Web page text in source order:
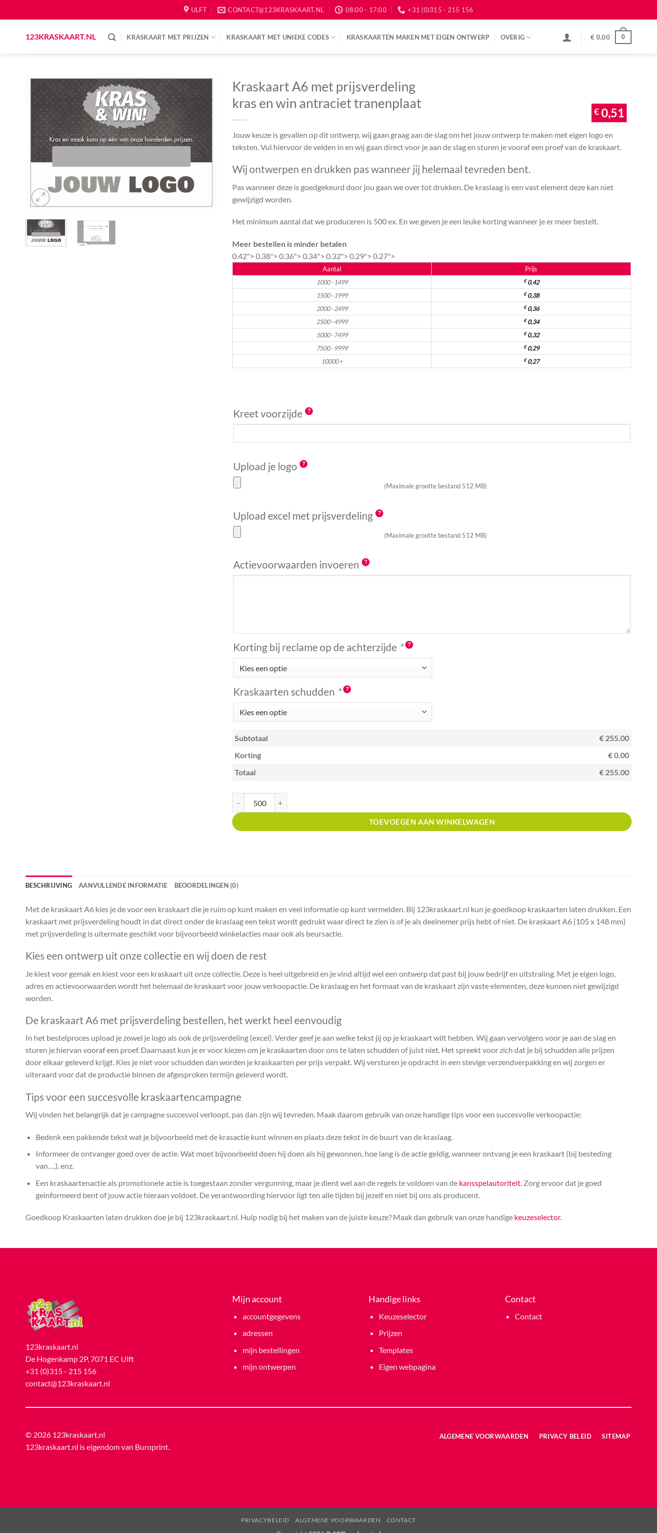
to
ULFT CONTACT@123KRASKAART.NL 08:00 - 17:00 +31 (0)315 - 215 156
123KRASKAART.NL KRASKAART MET PRIJZEN KRASKAART MET UNIEKE CODES KRASKAARTEN MAKEN MET EIGEN ONTWERP OVERIG € 0,00 0
Kraskaart A6 met prijsverdeling
kras en win antraciet tranenplaat
€0,51
Jouw keuze is gevallen op dit ontwerp, wij gaan graag aan de slag om het jouw ontwerp te maken met eigen logo en
teksten. Vul hiervoor de velden in en wij gaan direct voor je aan de slag en sturen je vooraf een proef van de kraskaart.
Wij ontwerpen en drukken pas wanneer jij helemaal tevreden bent.
Pas wanneer deze is goedgekeurd door jou gaan we over tot drukken. De kraslaag is een vast element deze kan niet
gewijzigd worden.
Het minimum aantal dat we produceren is 500 ex. En we geven je een leuke korting wanneer je er meer bestelt.
Meer bestellen is minder betalen
0.42">0.38">0.36">0.34">0.32">0.29">0.27">
Aantal
Prijs
1000 - 1499
€0,42
1500 - 1999
€0,38
2000 - 2499
€0,36
2500 - 4999
€0,34
5000 - 7499
€0,32
7500 - 9999
€0,29
10000 +
€0,27
Kreet voorzijde
Upload je logo
(Maximale grootte bestand 512 MB)
Upload excel met prijsverdeling
(Maximale grootte bestand 512 MB)
Actievoorwaarden invoeren
Korting bij reclame op de achterzijde *
Kraskaarten schudden *
Subtotaal
€ 255.00
Korting
€ 0.00
Totaal
€ 255.00
TOEVOEGEN AAN WINKELWAGEN
BESCHRIJVING AANVULLENDE INFORMATIE BEOORDELINGEN (0)
Met de kraskaart A6 kies je de voor een kraskaart die je ruim op kunt maken en veel informatie op kunt vermelden. Bij 123kraskaart.nl kun je goedkoop kraskaarten laten drukken. Een
kraskaart met prijsverdeling houdt in dat direct onder de kraslaag een tekst wordt gedrukt waar direct te zien is of je als deelnemer prijs hebt of niet. De kraskaart A6 (105 x 148 mm)
met prijsverdeling is uitermate geschikt voor bijvoorbeeld winkelacties maar ook als beursactie.
Kies een ontwerp uit onze collectie en wij doen de rest
Je kiest voor gemak en kiest voor een kraskaart uit onze collectie. Deze is heel uitgebreid en je vind altijd wel een ontwerp dat past bij jouw bedrijf en uitstraling. Met je eigen logo,
adres en actievoorwaarden wordt het helemaal de kraskaart voor jouw verkoopactie. De kraslaag en het formaat van de kraskaart zijn vaste elementen, deze kunnen niet gewijzigd
worden.
De kraskaart A6 met prijsverdeling bestellen, het werkt heel eenvoudig
In het bestelproces upload je zowel je logo als ook de prijsverdeling (excel). Verder geef je aan welke tekst jij op je kraskaart wilt hebben. Wij gaan vervolgens voor je aan de slag en
sturen je hiervan vooraf een proef. Daarnaast kun je er voor kiezen om je kraskaarten door ons te laten schudden of juist niet. Het spreekt voor zich dat je bij schudden alle prijzen
door elkaar geleverd krijgt. Kies je niet voor schudden dan worden je kraskaarten per prijs verpakt. Wij versturen je opdracht in een stevige verzendverpakking en wij zorgen er
uiteraard voor dat de productie binnen de afgesproken termijn geleverd wordt.
Tips voor een succesvolle kraskaartencampagne
Wij vinden het belangrijk dat je campagne succesvol verloopt, pas dan zijn wij tevreden. Maak daarom gebruik van onze handige tips voor een succesvolle verkoopactie:
Bedenk een pakkende tekst wat je bijvoorbeeld met de krasactie kunt winnen en plaats deze tekst in de buurt van de kraslaag.
Informeer de ontvanger goed over de actie. Wat moet bijvoorbeeld doen hij doen als hij gewonnen, hoe lang is de actie geldig, wanneer ontvang je een kraskaart (bij besteding
van….), enz.
Een kraskaartenactie als promotionele actie is toegestaan zonder vergunning, maar je dient wel aan de regels te voldoen van de kansspelautoriteit. Zorg ervoor dat je goed
geinformeerd bent of jouw actie hieraan voldoet. De verantwoording hiervoor ligt ten alle tijden bij jezelf en niet bij ons als producent.
Goedkoop Kraskaarten laten drukken doe je bij 123kraskaart.nl. Hulp nodig bij het maken van de juiste keuze? Maak dan gebruik van onze handige keuzeselector.
123kraskaart.nl
De Hogenkamp 2P, 7071 EC Ulft
+31 (0)315 - 215 156
contact@123kraskaart.nl
Mijn account
accountgegevens
adressen
mijn bestellingen
mijn ontwerpen
Handige links
Keuzeselector
Prijzen
Templates
Eigen webpagina
Contact
Contact
© 2026 123kraskaart.nl
123kraskaart.nl is eigendom van Buroprint.
ALGEMENE VOORWAARDEN PRIVACY BELEID SITEMAP
PRIVACYBELEID ALGEMENE VOORWAARDEN CONTACT